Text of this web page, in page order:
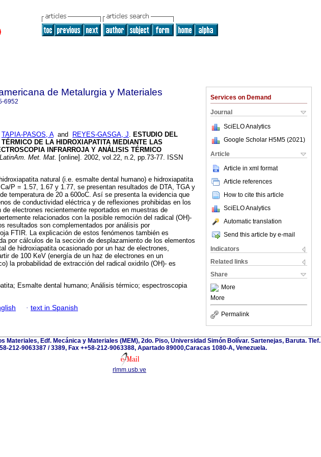
Services on Demand
Journal
SciELO Analytics
Google Scholar H5M5 (2021 )
Article
Article in xml format
Article references
How to cite this article
SciELO Analytics
Automatic translation
Send this article by e-mail
Indicators
Related links
Share
More
More
Permalink
de Metalurgia y Materiales
6952
TAPIA-PASOS, Aand REYES-GASGA, J. ESTUDIO DEL
DE LA HIDROXIAPATITA MEDIANTE LAS
INFRARROJA Y ANÁLISIS TÉRMICO
Met. Mat. [online]. 2002, vol.22, n.2, pp.73-77. ISSN
natural (i.e. esmalte dental humano) e hidroxiapatita
P = 1.57, 1.67 y 1.77, se presentan resultados de DTA, TGA y
temperatura de 20 a 600oC. Así se presenta la evidencia que
de conductividad eléctrica y de reflexiones prohibidas en los
de electrones recientemente reportados en muestras de
relacionados con la posible remoción del radical (OH)-
resultados son complementados por análisis por
FTIR. La explicación de estos fenómenos también es
por cálculos de la sección de desplazamiento de los elementos
de hidroxiapatita ocasionado por un haz de electrones,
de 100 KeV (energía de un haz de electrones en un
la probabilidad de extracción del radical oxidrilo (OH)- es
Esmalte dental humano; Análisis térmico; espectroscopia
· text in Spanish
Materiales, Edf. Mecánica y Materiales (MEM), 2do. Piso, Universidad Simón Bolívar. Sartenejas, Baruta. Tlef.
212-9063387 / 3389, Fax ++58-212-9063388, Apartado 89000,Caracas 1080-A, Venezuela.
rlmm.usb.ve